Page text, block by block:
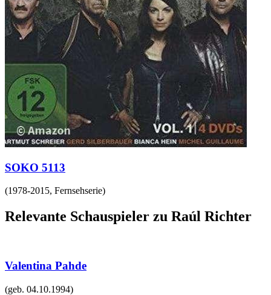
SOKO 5113
(1978-2015, Fernsehserie)
Relevante Schauspieler zu Raúl Richter
Valentina Pahde
(geb. 04.10.1994)